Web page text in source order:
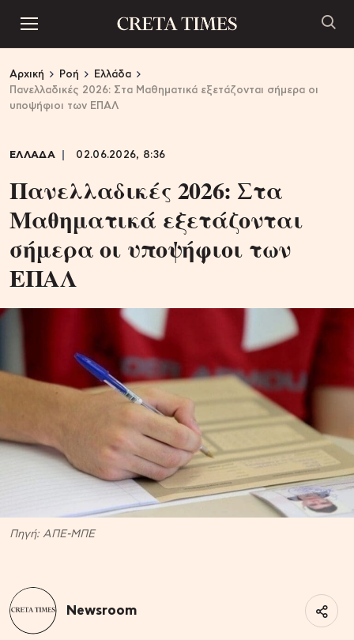
Αρχική Ροή
Ελλάδα
Πανελλαδικές 2026: Στα Μαθηματικά εξετάζονται σήμερα οι
υποψήφιοι των ΕΠΑΛ
ΕΛΛΑΔΑ 02.06.2026, 8:36
Πανελλαδικές 2026: Στα
Μαθηματικά εξετάζονται
σήμερα οι υποψήφιοι των
ΕΠΑΛ
Πηγή: ΑΠΕ-ΜΠΕ
Newsroom